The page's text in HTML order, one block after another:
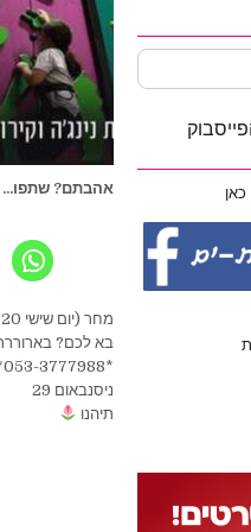
אהבתם? שתפו...
מחר (יום שישי 27.11.20) מתחם הנינג'ה *!ALL IN* יהיה פתוח לכניסה בקפסולות
בא לכם?
*053-3777988*
ניסנבאום 29
תיהנו